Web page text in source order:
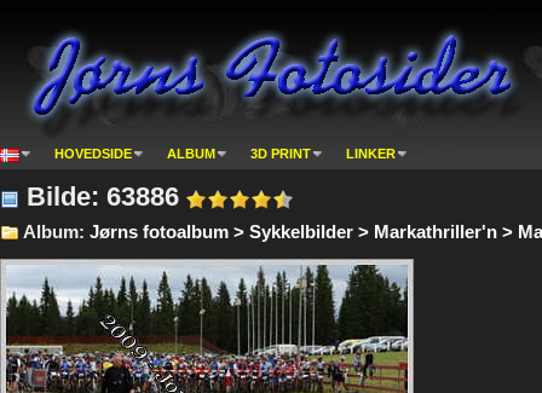
HOVEDSIDE ALBUM 3D PRINT LINKER
Bilde: 63886
Album: Jørns fotoalbum > Sykkelbilder > Markathriller'n >